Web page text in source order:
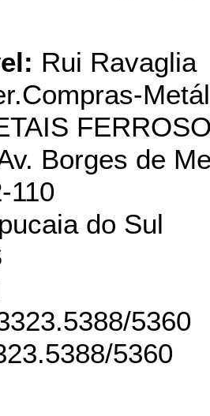
Rui Ravaglia
Borges de
110
do Sul
5360
5360